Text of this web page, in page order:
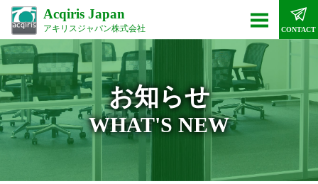
Acqiris Japan
アキリスジャパン株式会社 CONTACT
お知らせ
WHAT'S NEW